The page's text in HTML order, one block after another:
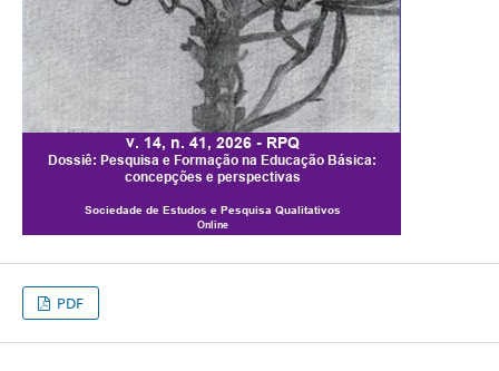
PDF